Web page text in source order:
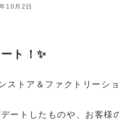
10月2日
ト！✨
ストア＆ファクトリーシ
ートしたものや、お客様